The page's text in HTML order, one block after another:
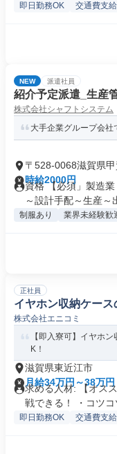
即日勤務OK 交通費支給
NEW 派遣社員
紹介予定派遣_生産
株式会社シャフトシステム
大手企業グループ会社
〒528-0068滋賀県
時給2000円
資格 【必須」製造
～設計手配～生産～
制服あり 業界未経験歓
正社員
イヤホン収納ケース
株式会社エニコミ
【即入寮可】イヤホ
K！
滋賀県東近江市
月給34万円～38万円
求める人材: 【オス
戦できる！ ・コツコ
即日勤務OK 交通費支給